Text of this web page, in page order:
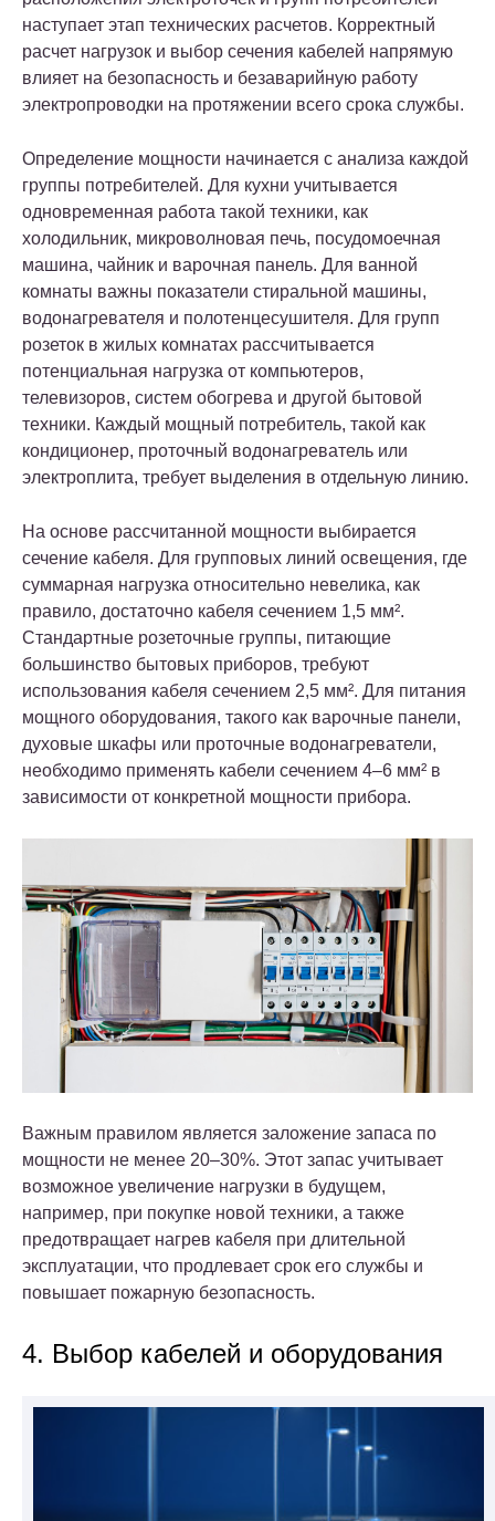
наступает этап технических расчетов. Корректный
расчет нагрузок и выбор сечения кабелей напрямую
влияет на безопасность и безаварийную работу
электропроводки на протяжении всего срока службы.
Определение мощности начинается с анализа каждой
группы потребителей. Для кухни учитывается
одновременная работа такой техники, как
холодильник, микроволновая печь, посудомоечная
машина, чайник и варочная панель. Для ванной
комнаты важны показатели стиральной машины,
водонагревателя и полотенцесушителя. Для групп
розеток в жилых комнатах рассчитывается
потенциальная нагрузка от компьютеров,
телевизоров, систем обогрева и другой бытовой
техники. Каждый мощный потребитель, такой как
кондиционер, проточный водонагреватель или
электроплита, требует выделения в отдельную линию.
На основе рассчитанной мощности выбирается
сечение кабеля. Для групповых линий освещения, где
суммарная нагрузка относительно невелика, как
правило, достаточно кабеля сечением 1,5 мм².
Стандартные розеточные группы, питающие
большинство бытовых приборов, требуют
использования кабеля сечением 2,5 мм². Для питания
мощного оборудования, такого как варочные панели,
духовые шкафы или проточные водонагреватели,
необходимо применять кабели сечением 4–6 мм² в
зависимости от конкретной мощности прибора.
Важным правилом является заложение запаса по
мощности не менее 20–30%. Этот запас учитывает
возможное увеличение нагрузки в будущем,
например, при покупке новой техники, а также
предотвращает нагрев кабеля при длительной
эксплуатации, что продлевает срок его службы и
повышает пожарную безопасность.
4. Выбор кабелей и оборудования